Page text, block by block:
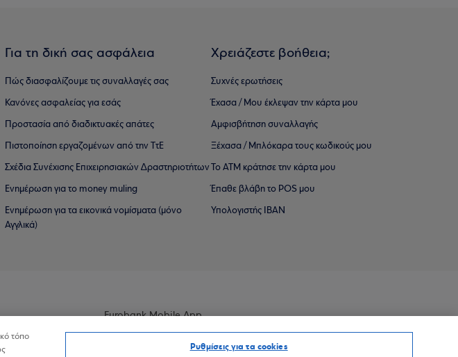
Για τη δική σας ασφάλεια
Πώς διασφαλίζουμε τις συναλλαγές σας
Κανόνες ασφαλείας για εσάς
Προστασία από διαδικτυακές απάτες
Πιστοποίηση εργαζομένων από την ΤτΕ
Σχέδια Συνέχισης Επιχειρησιακών ∆ραστηριοτήτων
Ενημέρωση για το money muling
Ενημέρωση για τα εικονικά νομίσματα (μόνο
Αγγλικά)
Χρειάζεστε βοήθεια;
Συχνές ερωτήσεις
Έχασα / Μου έκλεψαν την κάρτα μου
Αμφισβήτηση συναλλαγής
Ξέχασα / Μπλόκαρα τους κωδικούς μου
Το ΑΤΜ κράτησε την κάρτα μου
Έπαθε βλάβη το POS μου
Υπολογιστής IBAN
Eurobank Mobile App
τόπο
Ρυθμίσεις για τα cookies